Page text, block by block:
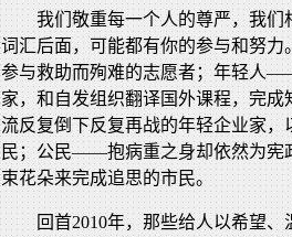
我们敬重每一个人的尊严，我
词汇后面，可能都有你的参与和努
参与救助而殉难的志愿者；年轻人
家，和自发组织翻译国外课程，完
流反复倒下反复再战的年轻企业家
民；公民——抱病重之身却依然为宪
束花朵来完成追思的市民。
回首2010年，那些给人以希望